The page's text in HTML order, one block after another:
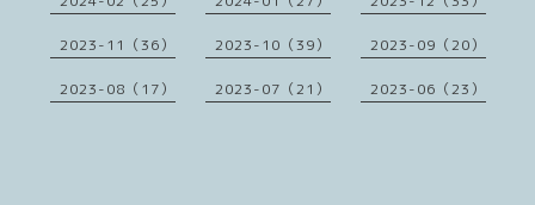
2023-11（36） 2023-10（39） 2023-09（20）
2023-08（17） 2023-07（21） 2023-06（23）